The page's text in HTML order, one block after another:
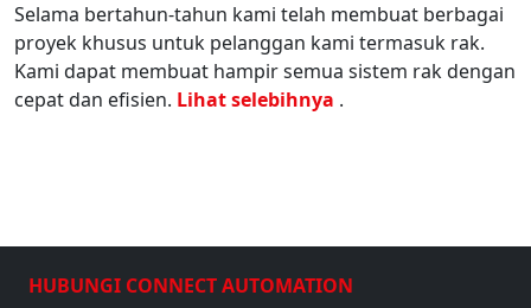
Selama bertahun-tahun kami telah membuat berbagai
proyek khusus untuk pelanggan kami termasuk rak.
Kami dapat membuat hampir semua sistem rak dengan
cepat dan efisien. Lihat selebihnya .
HUBUNGI CONNECT AUTOMATION